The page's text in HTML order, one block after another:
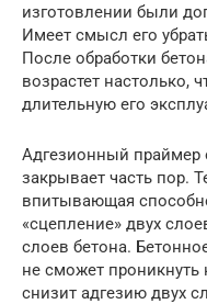
изготовлении были
Имеет смысл его
После обработки
возрастет настолько,
длительную его
Адгезионный праймер
закрывает часть пор.
впитывающая
«сцепление» двух
слоев бетона.
не сможет проникнуть
снизит адгезию двух